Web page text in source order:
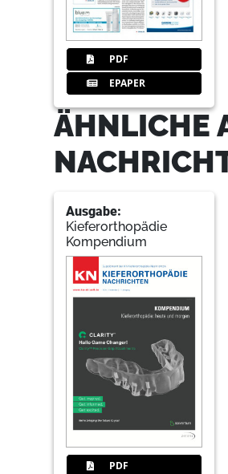
PDF
EPAPER
ÄHNLICHE
Ausgabe:
Kieferorthopädie
Kompendium
PDF